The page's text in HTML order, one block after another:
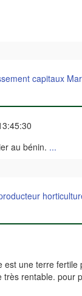
capitaux
au bénin. ...
est une terre fertile
très rentable. pour